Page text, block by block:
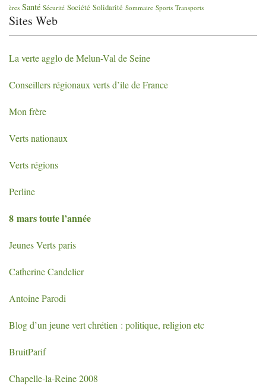
ères Santé Sécurité Société Solidarité Sommaire Sports Transports
Sites Web
La verte agglo de Melun-Val de Seine
Conseillers régionaux verts d’ile de France
Mon frère
Verts nationaux
Verts régions
Perline
8 mars toute l’année
Jeunes Verts paris
Catherine Candelier
Antoine Parodi
Blog d’un jeune vert chrétien : politique, religion etc
BruitParif
Chapelle-la-Reine 2008